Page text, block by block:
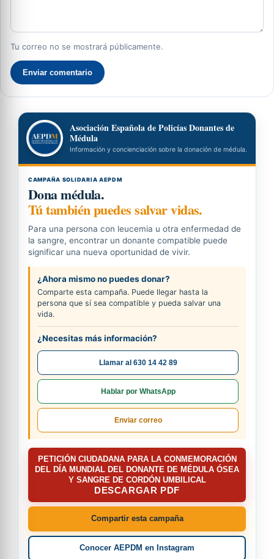
Tu correo no se mostrará públicamente.
Enviar comentario
Asociación Española de Policías Donantes de
Médula
Información y concienciación sobre la donación de médula.
CAMPAÑA SOLIDARIA AEPDM
Dona médula.
Tú también puedes salvar vidas.
Para una persona con leucemia u otra enfermedad de
la sangre, encontrar un donante compatible puede
significar una nueva oportunidad de vivir.
¿Ahora mismo no puedes donar?
Comparte esta campaña. Puede llegar hasta la
persona que sí sea compatible y pueda salvar una
vida.
¿Necesitas más información?
Llamar al 630 14 42 89
Hablar por WhatsApp
Enviar correo
PETICIÓN CIUDADANA PARA LA CONMEMORACIÓN
DEL DÍA MUNDIAL DEL DONANTE DE MÉDULA ÓSEA
Y SANGRE DE CORDÓN UMBILICAL
DESCARGAR PDF
Compartir esta campaña
Conocer AEPDM en Instagram